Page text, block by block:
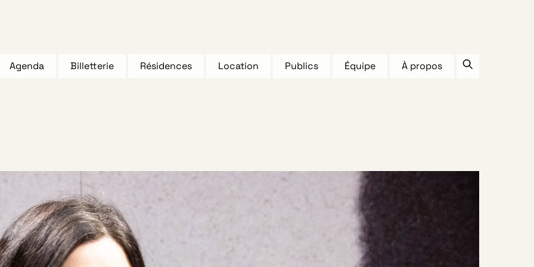
Agenda Billetterie Résidences Location Publics Équipe À propos